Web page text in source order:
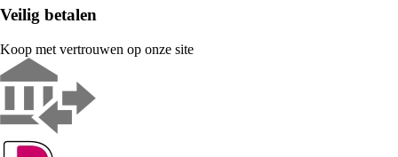
Veilig betalen
Koop met vertrouwen op onze site